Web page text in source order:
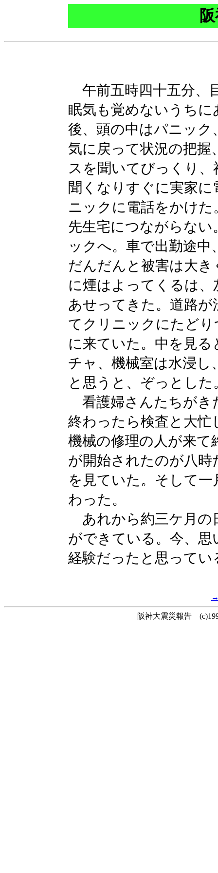
午前五時四十五分、
眠気も覚めないうち
後、頭の中はパニック
気に戻って状況の把握
スを聞いてびっくり
聞くなりすぐに実家
ニックに電話をかけ
先生宅につながらな
ックへ。車で出勤途
だんだんと被害は大
に煙はよってくるは
あせってきた。道路
てクリニックにたど
に来ていた。中を見
チャ、機械室は水浸
と思うと、ぞっとした
看護婦さんたちがき
終わったら検査と大
機械の修理の人が来て
が開始されたのが八
を見ていた。そして
わった。
あれから約三ケ月の
ができている。今、
経験だったと思ってい
阪神大震災報告